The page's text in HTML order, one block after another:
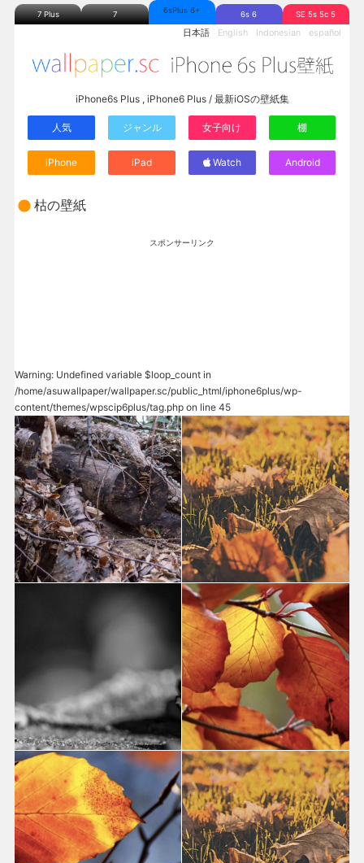
7 Plus 7 6sPlus 6+ 6s 6 SE 5s 5c 5
日本語 English Indonesian español
iPhone6s Plus , iPhone6 Plus / 最新iOSの壁紙集
人気 ジャンル 女子向け 棚
iPhone iPad Watch Android
枯の壁紙
スポンサーリンク
Warning: Undefined variable $loop_count in
/home/asuwallpaper/wallpaper.sc/public_html/iphone6plus/wp-
content/themes/wpscip6plus/tag.php on line 45